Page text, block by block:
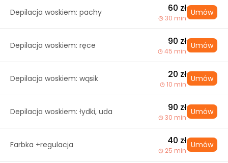
Depilacja woskiem: pachy 60 zł
30 min
Umów
Depilacja woskiem: ręce 90 zł
45 min
Umów
Depilacja woskiem: wąsik 20 zł
10 min
Umów
Depilacja woskiem: łydki, uda 90 zł
30 min
Umów
Farbka +regulacja 40 zł
25 min
Umów